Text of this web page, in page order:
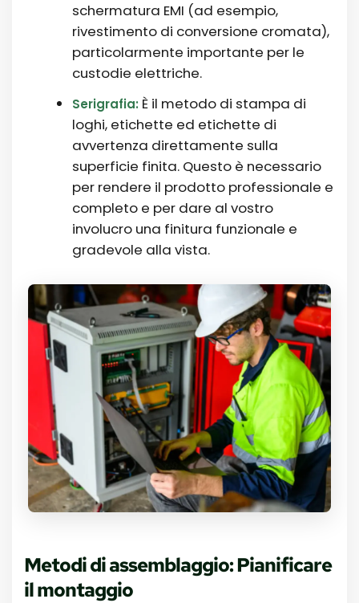
schermatura EMI (ad esempio,
rivestimento di conversione cromata),
particolarmente importante per le
custodie elettriche.
Serigrafia: È il metodo di stampa di
loghi, etichette ed etichette di
avvertenza direttamente sulla
superficie finita. Questo è necessario
per rendere il prodotto professionale e
completo e per dare al vostro
involucro una finitura funzionale e
gradevole alla vista.
Metodi di assemblaggio: Pianificare
il montaggio